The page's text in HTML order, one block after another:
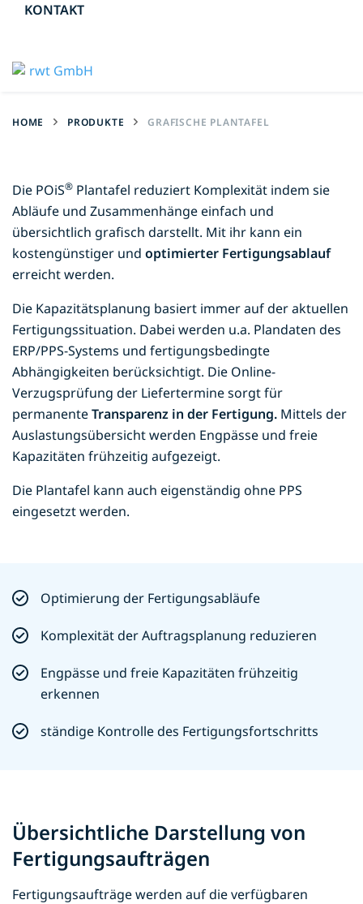
KONTAKT
HOME PRODUKTE GRAFISCHE PLANTAFEL
Die POiS® Plantafel reduziert Komplexität indem sie
Abläufe und Zusammenhänge einfach und
übersichtlich grafisch darstellt. Mit ihr kann ein
kostengünstiger und optimierter Fertigungsablauf
erreicht werden.
Die Kapazitätsplanung basiert immer auf der aktuellen
Fertigungssituation. Dabei werden u.a. Plandaten des
ERP/PPS-Systems und fertigungsbedingte
Abhängigkeiten berücksichtigt. Die Online-
Verzugsprüfung der Liefertermine sorgt für
permanenteTransparenz in der Fertigung. Mittels der
Auslastungsübersicht werden Engpässe und freie
Kapazitäten frühzeitig aufgezeigt.
Die Plantafel kann auch eigenständig ohne PPS
eingesetzt werden.
Optimierung der Fertigungsabläufe
Komplexität der Auftragsplanung reduzieren
Engpässe und freie Kapazitäten frühzeitig
erkennen
ständige Kontrolle des Fertigungsfortschritts
Übersichtliche Darstellung von
Fertigungsaufträgen
Fertigungsaufträge werden auf die verfügbaren